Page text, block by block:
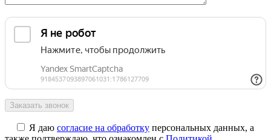
Я даю согласие на обработку персональных данных, а